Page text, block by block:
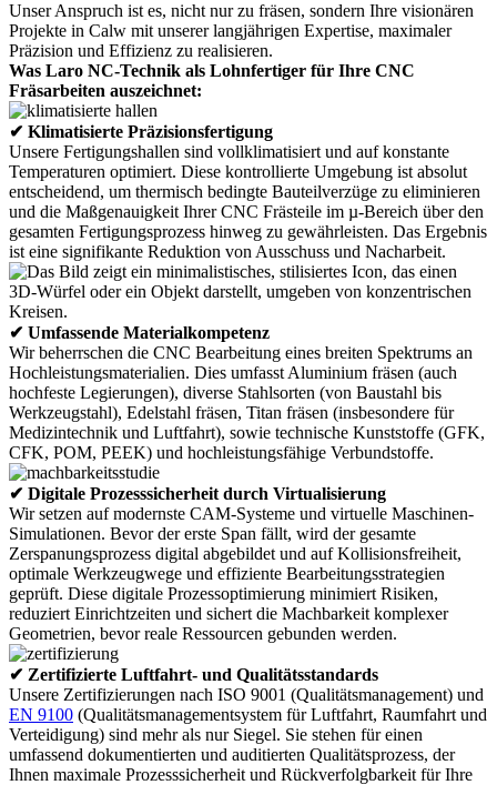
Unser Anspruch ist es, nicht nur zu fräsen, sondern Ihre visionären
Projekte in Calw mit unserer langjährigen Expertise, maximaler
Präzision und Effizienz zu realisieren.
Was Laro NC-Technik als Lohnfertiger für Ihre CNC
Fräsarbeiten auszeichnet:
✔ Klimatisierte Präzisionsfertigung
Unsere Fertigungshallen sind vollklimatisiert und auf konstante
Temperaturen optimiert. Diese kontrollierte Umgebung ist absolut
entscheidend, um thermisch bedingte Bauteilverzüge zu eliminieren
und die Maßgenauigkeit Ihrer CNC Frästeile im µ-Bereich über den
gesamten Fertigungsprozess hinweg zu gewährleisten. Das Ergebnis
ist eine signifikante Reduktion von Ausschuss und Nacharbeit.
✔ Umfassende Materialkompetenz
Wir beherrschen die CNC Bearbeitung eines breiten Spektrums an
Hochleistungsmaterialien. Dies umfasst Aluminium fräsen (auch
hochfeste Legierungen), diverse Stahlsorten (von Baustahl bis
Werkzeugstahl), Edelstahl fräsen, Titan fräsen (insbesondere für
Medizintechnik und Luftfahrt), sowie technische Kunststoffe (GFK,
CFK, POM, PEEK) und hochleistungsfähige Verbundstoffe.
✔ Digitale Prozesssicherheit durch Virtualisierung
Wir setzen auf modernste CAM-Systeme und virtuelle Maschinen-
Simulationen. Bevor der erste Span fällt, wird der gesamte
Zerspanungsprozess digital abgebildet und auf Kollisionsfreiheit,
optimale Werkzeugwege und effiziente Bearbeitungsstrategien
geprüft. Diese digitale Prozessoptimierung minimiert Risiken,
reduziert Einrichtzeiten und sichert die Machbarkeit komplexer
Geometrien, bevor reale Ressourcen gebunden werden.
✔ Zertifizierte Luftfahrt- und Qualitätsstandards
Unsere Zertifizierungen nach ISO 9001 (Qualitätsmanagement) und
EN 9100 (Qualitätsmanagementsystem für Luftfahrt, Raumfahrt und
Verteidigung) sind mehr als nur Siegel. Sie stehen für einen
umfassend dokumentierten und auditierten Qualitätsprozess, der
Ihnen maximale Prozesssicherheit und Rückverfolgbarkeit für Ihre